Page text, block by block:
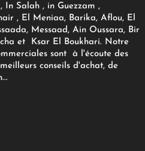
In Salah , in Guezzam ,
, El Meniaa, Barika, Aflou, El
Messaad, Ain Oussara, Bir
et Ksar El Boukhari. Notre
sont à l'écoute des
conseils d'achat, de